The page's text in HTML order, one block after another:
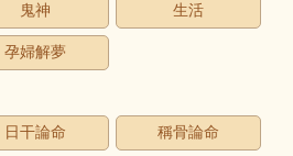
鬼神 生活
孕婦解夢
日干論命 稱骨論命